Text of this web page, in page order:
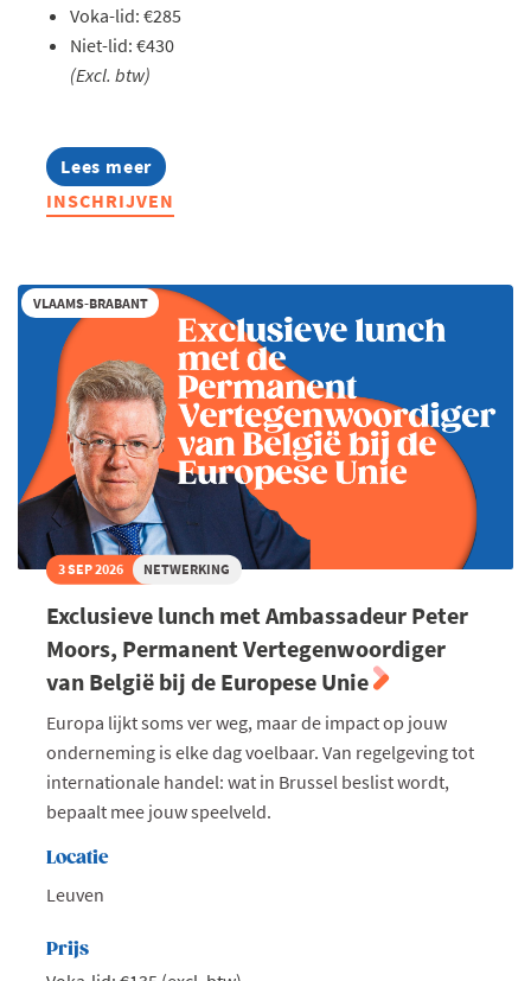
Voka-lid: €285
Niet-lid: €430
(Excl. btw)
Lees meer
about
Summer
Masterclass:
LinkedIn
INSCHRIJVEN
VLAAMS-BRABANT
3 SEP 2026 NETWERKING
Exclusieve lunch met Ambassadeur Peter
Moors, Permanent Vertegenwoordiger
van België bij de Europese Unie
Europa lijkt soms ver weg, maar de impact op jouw
onderneming is elke dag voelbaar. Van regelgeving tot
internationale handel: wat in Brussel beslist wordt,
bepaalt mee jouw speelveld.
Locatie
Leuven
Prijs